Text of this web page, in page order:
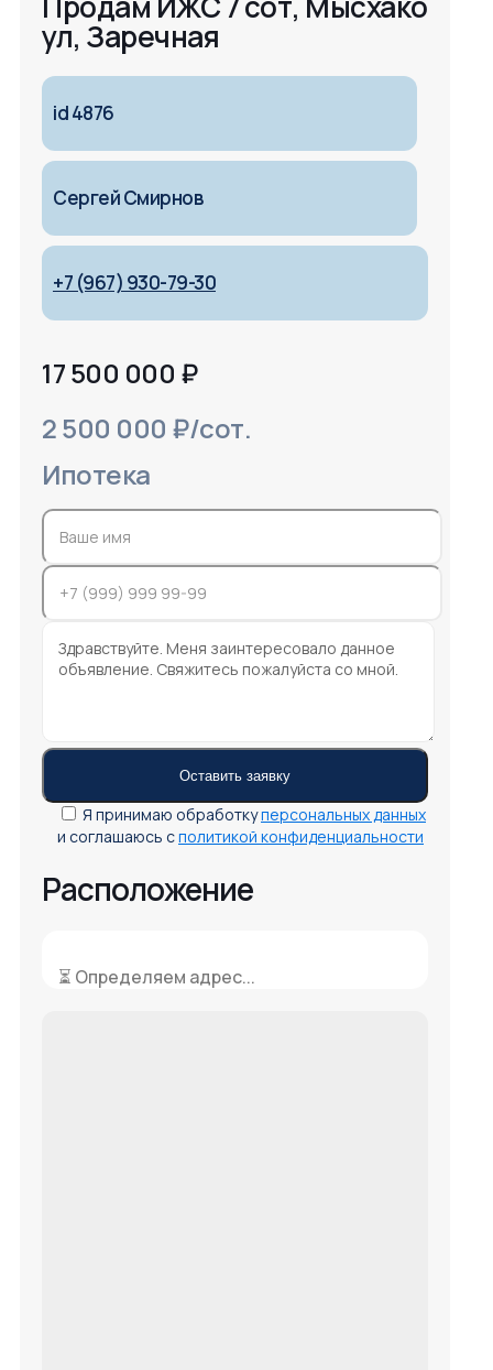
ул, Заречная
id 4876
Сергей Смирнов
+7 (967) 930-79-30
17 500 000 ₽
2 500 000 ₽/сот.
Ипотека
Я принимаю обработкуперсональных данных
и соглашаюсь сполитикой конфиденциальности
Расположение
⏳ Определяем адрес...